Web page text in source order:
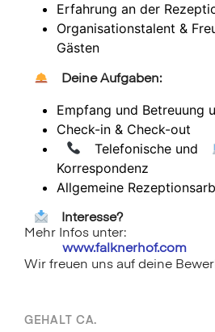
Erfahrung an der
Organisationstalent &
Gästen
Deine Aufgaben:
Empfang und Betreuung
Check-in & Check-out
Telefonische und
Korrespondenz
Allgemeine
Interesse?
Mehr Infos unter:
www.falknerhof.com
Wir freuen uns auf deine
GEHALT CA.